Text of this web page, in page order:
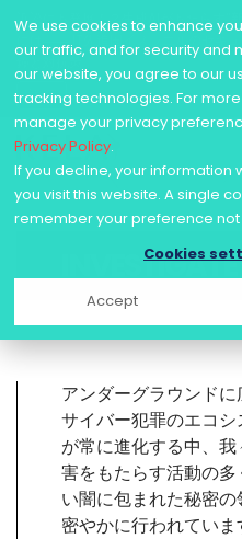
We use cookies to enhance
our traffic, and for security and
our website, you agree to our
tracking technologies. For
manage your privacy
Privacy Policy.
If you decline, your information
you visit this website. A single
remember your preference
Cookies
Accept
Skip
to
content
訴訟にも発展！？生成AIがもたらす“
には―― IT先進国イスラエルのセキ
詳細
INVESTIGATE
アンダーグラウンドに
サイバー犯罪のエコシ
が常に進化する中、我
害をもたらす活動の多
い闇に包まれた秘密
密やかに行われていま